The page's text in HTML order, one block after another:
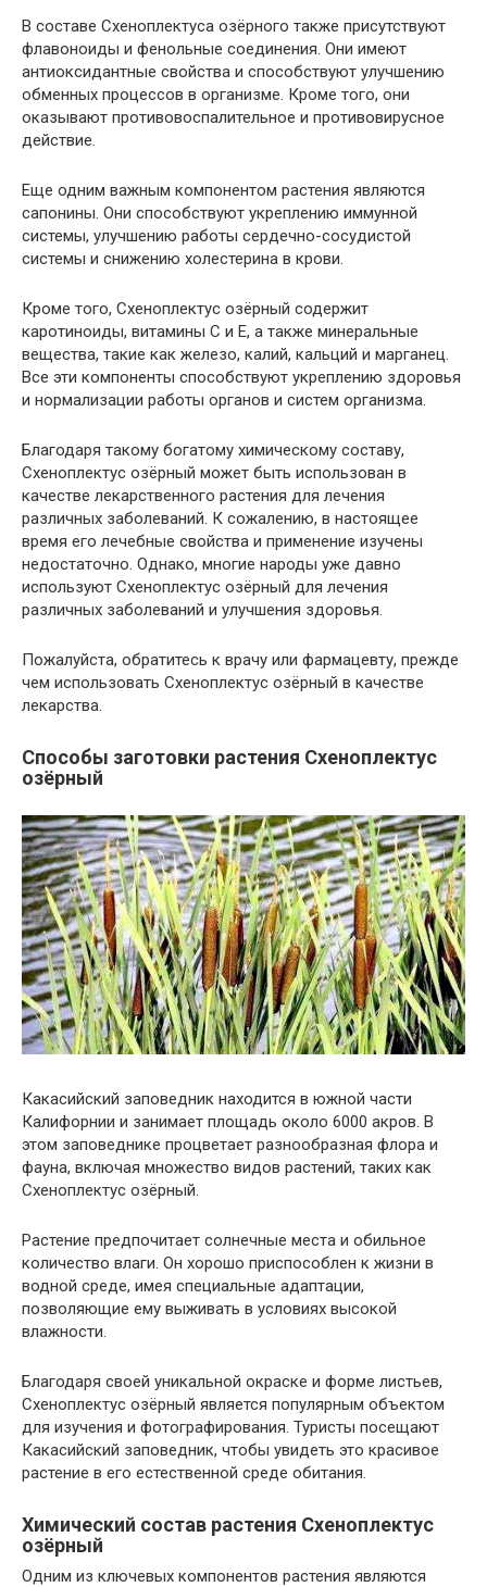
В составе Схеноплектуса озёрного также присутствуют
флавоноиды и фенольные соединения. Они имеют
антиоксидантные свойства и способствуют улучшению
обменных процессов в организме. Кроме того, они
оказывают противовоспалительное и противовирусное
действие.
Еще одним важным компонентом растения являются
сапонины. Они способствуют укреплению иммунной
системы, улучшению работы сердечно-сосудистой
системы и снижению холестерина в крови.
Кроме того, Схеноплектус озёрный содержит
каротиноиды, витамины С и Е, а также минеральные
вещества, такие как железо, калий, кальций и марганец.
Все эти компоненты способствуют укреплению здоровья
и нормализации работы органов и систем организма.
Благодаря такому богатому химическому составу,
Схеноплектус озёрный может быть использован в
качестве лекарственного растения для лечения
различных заболеваний. К сожалению, в настоящее
время его лечебные свойства и применение изучены
недостаточно. Однако, многие народы уже давно
используют Схеноплектус озёрный для лечения
различных заболеваний и улучшения здоровья.
Пожалуйста, обратитесь к врачу или фармацевту, прежде
чем использовать Схеноплектус озёрный в качестве
лекарства.
Способы заготовки растения Схеноплектус
озёрный
Какасийский заповедник находится в южной части
Калифорнии и занимает площадь около 6000 акров. В
этом заповеднике процветает разнообразная флора и
фауна, включая множество видов растений, таких как
Схеноплектус озёрный.
Растение предпочитает солнечные места и обильное
количество влаги. Он хорошо приспособлен к жизни в
водной среде, имея специальные адаптации,
позволяющие ему выживать в условиях высокой
влажности.
Благодаря своей уникальной окраске и форме листьев,
Схеноплектус озёрный является популярным объектом
для изучения и фотографирования. Туристы посещают
Какасийский заповедник, чтобы увидеть это красивое
растение в его естественной среде обитания.
Химический состав растения Схеноплектус
озёрный
Одним из ключевых компонентов растения являются